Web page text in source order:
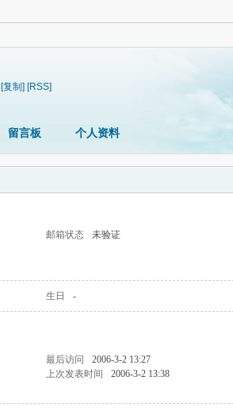
[复制] [RSS]
留言板 个人资料
邮箱状态 未验证
生日 -
最后访问
2006-3-2 13:27
上次发表时间
2006-3-2 13:38